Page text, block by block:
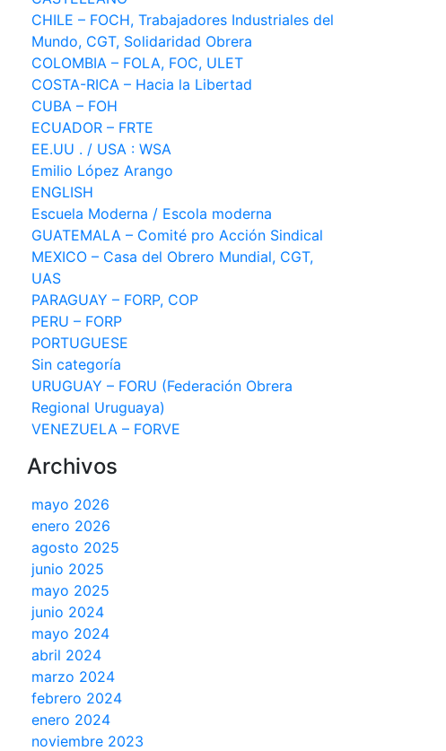
CHILE – FOCH, Trabajadores Industriales del
Mundo, CGT, Solidaridad Obrera
COLOMBIA – FOLA, FOC, ULET
COSTA-RICA – Hacia la Libertad
CUBA – FOH
ECUADOR – FRTE
EE.UU . / USA : WSA
Emilio López Arango
ENGLISH
Escuela Moderna / Escola moderna
GUATEMALA – Comité pro Acción Sindical
MEXICO – Casa del Obrero Mundial, CGT,
UAS
PARAGUAY – FORP, COP
PERU – FORP
PORTUGUESE
Sin categoría
URUGUAY – FORU (Federación Obrera
Regional Uruguaya)
VENEZUELA – FORVE
Archivos
mayo 2026
enero 2026
agosto 2025
junio 2025
mayo 2025
junio 2024
mayo 2024
abril 2024
marzo 2024
febrero 2024
enero 2024
noviembre 2023